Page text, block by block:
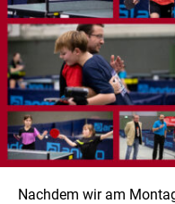
Nachdem wir am